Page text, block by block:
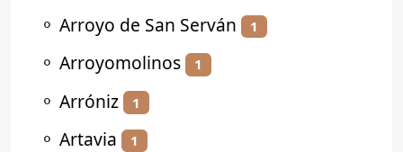
⚬ Arroyo de San Serván 1
⚬ Arroyomolinos 1
⚬ Arróniz 1
⚬ Artavia 1